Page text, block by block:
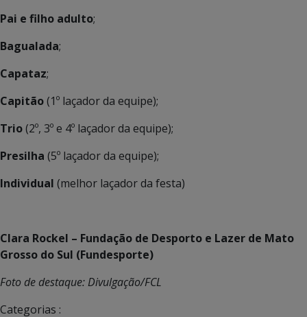
Pai e filho adulto;
Bagualada;
Capataz;
Capitão(1º laçador da equipe);
Trio(2º, 3º e 4º laçador da equipe);
Presilha (5º laçador da equipe);
Individual (melhor laçador da festa)
Clara Rockel – Fundação de Desporto e Lazer de Mato
Grosso do Sul (Fundesporte)
Foto de destaque: Divulgação/FCL
Categorias :